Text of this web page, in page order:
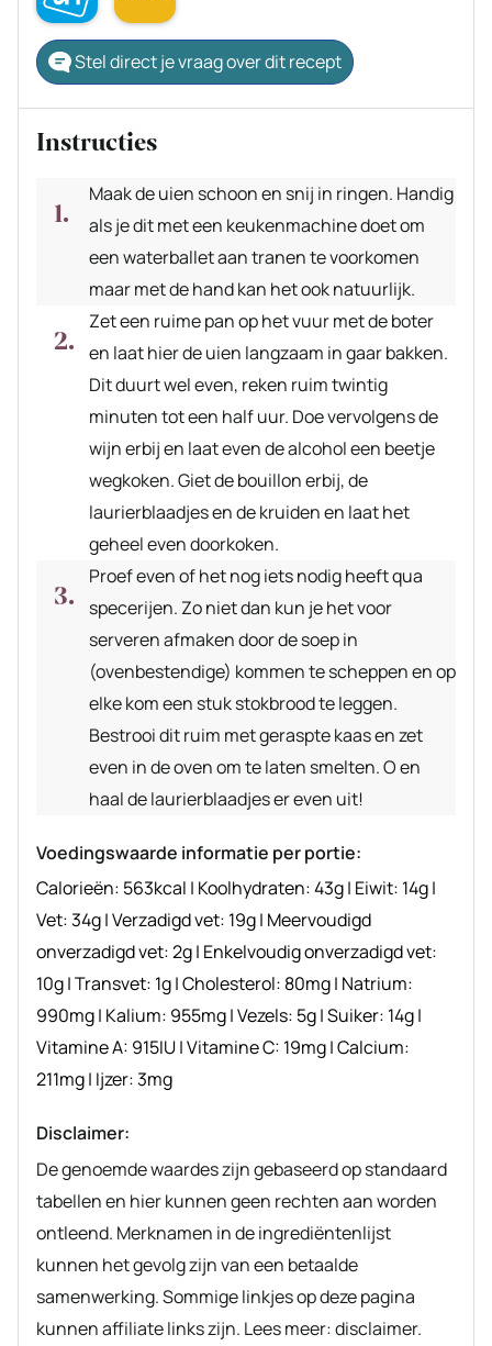
Stel direct je vraag over dit recept
Instructies
Maak de uien schoon en snij in ringen. Handig
als je dit met een keukenmachine doet om
een waterballet aan tranen te voorkomen
maar met de hand kan het ook natuurlijk.
Zet een ruime pan op het vuur met de boter
en laat hier de uien langzaam in gaar bakken.
Dit duurt wel even, reken ruim twintig
minuten tot een half uur. Doe vervolgens de
wijn erbij en laat even de alcohol een beetje
wegkoken. Giet de bouillon erbij, de
laurierblaadjes en de kruiden en laat het
geheel even doorkoken.
Proef even of het nog iets nodig heeft qua
specerijen. Zo niet dan kun je het voor
serveren afmaken door de soep in
(ovenbestendige) kommen te scheppen en op
elke kom een stuk stokbrood te leggen.
Bestrooi dit ruim met geraspte kaas en zet
even in de oven om te laten smelten. O en
haal de laurierblaadjes er even uit!
Voedingswaarde informatie per portie:
Calorieën: 563kcal | Koolhydraten:43g| Eiwit: 14g|
Vet:34g|Verzadigd vet: 19g| Meervoudigd
onverzadigd vet:2g| Enkelvoudig onverzadigd vet:
10g|Transvet: 1g|Cholesterol: 80mg| Natrium:
990mg| Kalium: 955mg|Vezels: 5g|Suiker: 14g|
Vitamine A: 915IU|Vitamine C: 19mg|Calcium:
211mg| Ijzer:3mg
Disclaimer:
De genoemde waardes zijn gebaseerd op standaard
tabellen en hier kunnen geen rechten aan worden
ontleend. Merknamen in de ingrediëntenlijst
kunnen het gevolg zijn van een betaalde
samenwerking. Sommige linkjes op deze pagina
kunnen affiliate links zijn. Lees meer: disclaimer.